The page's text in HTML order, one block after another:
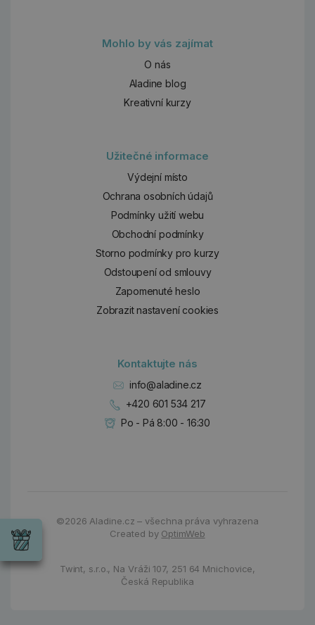
Mohlo by vás zajímat
O nás
Aladine blog
Kreativní kurzy
Užitečné informace
Výdejní místo
Ochrana osobních údajů
Podmínky užití webu
Obchodní podmínky
Storno podmínky pro kurzy
Odstoupení od smlouvy
Zapomenuté heslo
Zobrazit nastavení cookies
Kontaktujte nás
info@aladine.cz
+420 601 534 217
Po - Pá 8:00 - 16:30
©2026 Aladine.cz – všechna práva vyhrazena
Created by OptimWeb
Twint, s.r.o., Na Vráži 107, 251 64 Mnichovice,
Česká Republika
Wrendale
příležitost
Chci si vybrat